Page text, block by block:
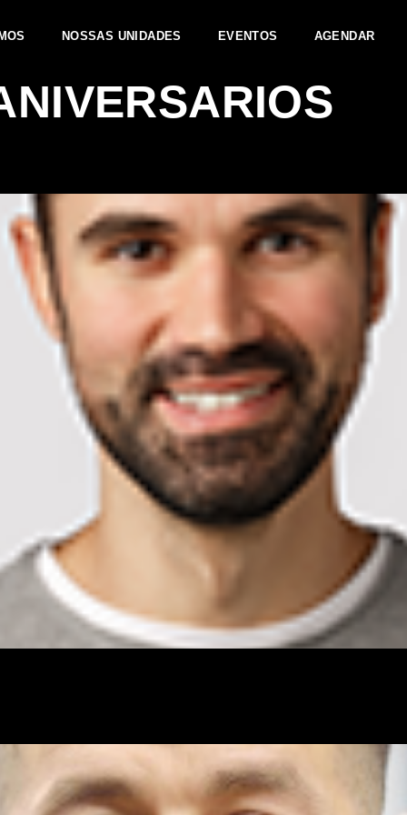
NOSSAS UNIDADES EVENTOS AGENDAR